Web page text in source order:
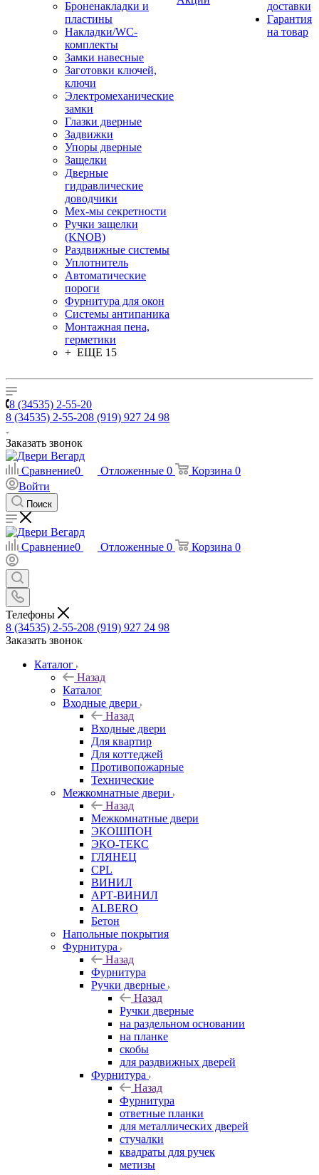
Броненакладки и
пластины
Накладки/WC-
комплекты
Замки навесные
Заготовки ключей,
ключи
Электромеханические
замки
Глазки дверные
Задвижки
Упоры дверные
Защелки
Дверные
гидравлические
доводчики
Мех-мы секретности
Ручки защелки
(KNOB)
Раздвижные системы
Уплотнитель
Автоматические
пороги
Фурнитура для окон
Системы антипаника
Монтажная пена,
герметики
+ ЕЩЕ 15
доставки
Гарантия
на товар
8 (34535) 2-55-20
8 (34535) 2-55-208 (919) 927 24 98
Заказать звонок
Сравнение0 Отложенные 0 Корзина 0
Войти
Поиск
Сравнение0 Отложенные 0 Корзина 0
Телефоны
8 (34535) 2-55-208 (919) 927 24 98
Заказать звонок
Каталог
Назад
Каталог
Входные двери
Назад
Входные двери
Для квартир
Для коттеджей
Противопожарные
Технические
Межкомнатные двери
Назад
Межкомнатные двери
ЭКОШПОН
ЭКО-ТЕКС
ГЛЯНЕЦ
CPL
ВИНИЛ
АРТ-ВИНИЛ
ALBERO
Бетон
Напольные покрытия
Фурнитура
Назад
Фурнитура
Ручки дверные
Назад
Ручки дверные
на раздельном основании
на планке
скобы
для раздвижных дверей
Фурнитура
Назад
Фурнитура
ответные планки
для металлических дверей
стучалки
квадраты для ручек
метизы